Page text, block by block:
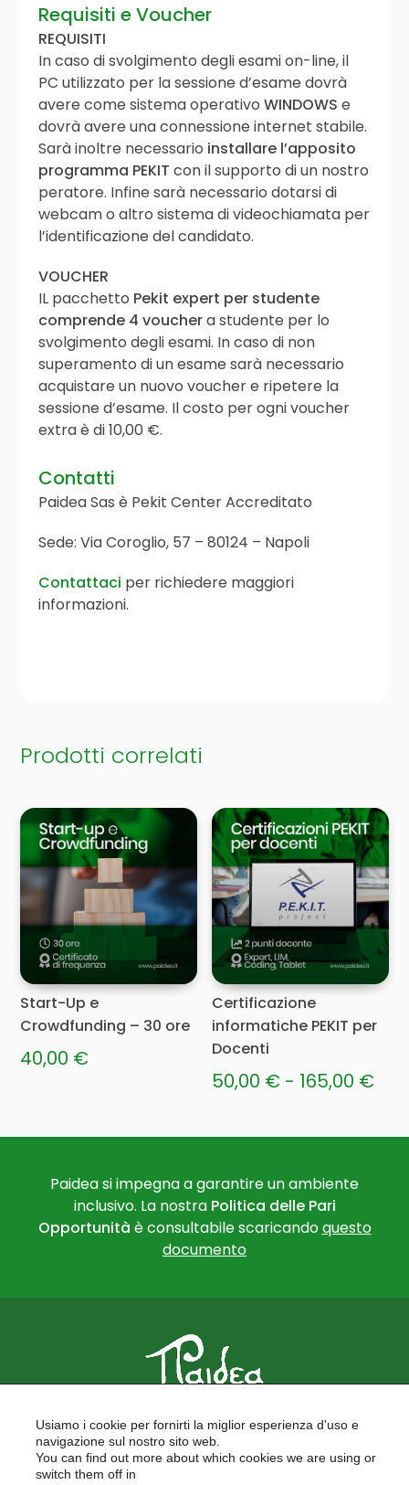
Requisiti e Voucher
REQUISITI
In caso di svolgimento degli esami on-line, il
PC utilizzato per la sessione d’esame dovrà
avere come sistema operativoWINDOWS e
dovrà avere una connessione internet stabile.
Sarà inoltre necessario installare l’apposito
programma PEKIT con il supporto di un nostro
peratore. Infine sarà necessario dotarsi di
webcam o altro sistema di videochiamata per
l’identificazione del candidato.
VOUCHER
IL pacchetto Pekit expert per studente
comprende 4 vouchera studente per lo
svolgimento degli esami. In caso di non
superamento di un esame sarà necessario
acquistare un nuovo voucher e ripetere la
sessione d’esame. Il costo per ogni voucher
extra è di 10,00 €.
Contatti
Paidea Sas è Pekit Center Accreditato
Sede: Via Coroglio, 57 – 80124 – Napoli
Contattaci per richiedere maggiori
informazioni.
Prodotti correlati
Start-Up e
Crowdfunding – 30 ore
40,00 €
Certificazione
informatiche PEKIT per
Docenti
50,00 € - 165,00 €
prodotto
più
varianti.
Le
opzioni
essere
nella
pagina
del
Paidea si impegna a garantire un ambiente
inclusivo. La nostra Politica delle Pari
Opportunità è consultabile scaricandoquesto
documento
FORMAZIONE PER LE SCUOLE
FORMAZIONE PROFESSIONALE
PROGETTI EUROPEI
Usiamo i cookie per fornirti la miglior esperienza d'uso e
navigazione sul nostro sito web.
You can find out more about which cookies we are using or
switch them off in